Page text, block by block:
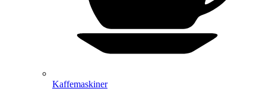
Kaffemaskiner